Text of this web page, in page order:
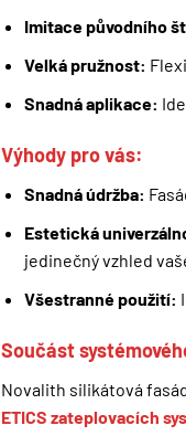
Imitace původního
Velká pružnost:
Snadná aplikace:
Výhody pro vás:
Snadná údržba:
Estetická
jedinečný vzhled
Všestranné použití:
Součást
Novalith silikátová
ETICS zateplovacích